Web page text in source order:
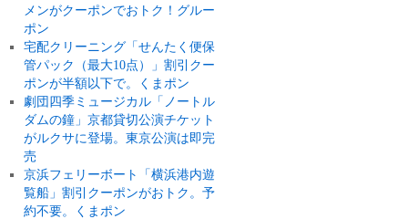
メンがクーポンでおトク！グルー
ポン
宅配クリーニング「せんたく便保
管パック（最大10点）」割引クー
ポンが半額以下で。くまポン
劇団四季ミュージカル「ノートル
ダムの鐘」京都貸切公演チケット
がルクサに登場。東京公演は即完
売
京浜フェリーボート「横浜港内遊
覧船」割引クーポンがおトク。予
約不要。くまポン